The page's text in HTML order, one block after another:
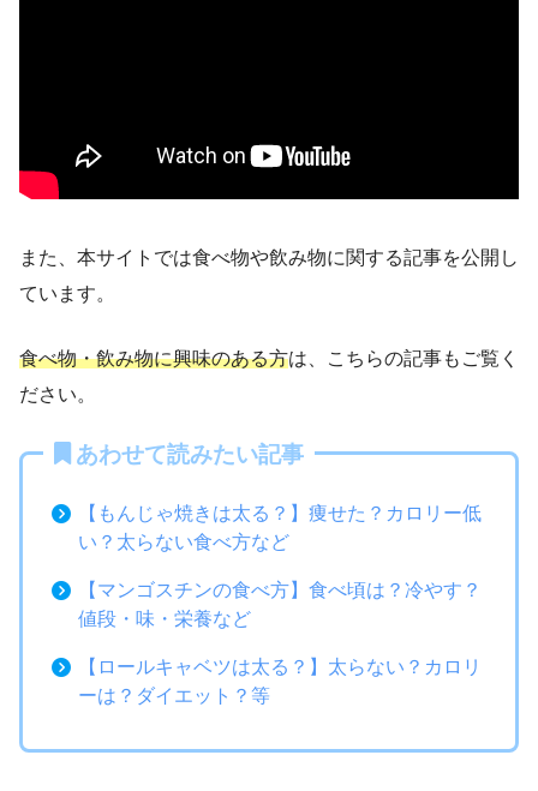
また、本サイトでは食べ物や飲み物に関する記事を公開し
ています。
食べ物・飲み物に興味のある方は、こちらの記事もご覧く
ださい。
あわせて読みたい記事
【もんじゃ焼きは太る？】痩せた？カロリー低
い？太らない食べ方など
【マンゴスチンの食べ方】食べ頃は？冷やす？
値段・味・栄養など
【ロールキャベツは太る？】太らない？カロリ
ーは？ダイエット？等